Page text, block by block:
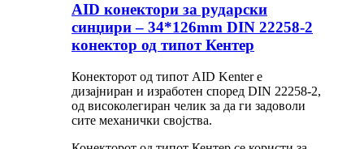
AID конектори за рударски
синџири – 34*126mm DIN 22258-2
конектор од типот Кентер
Конекторот од типот AID Kenter е
дизајниран и изработен според DIN 22258-2,
од високолегиран челик за да ги задоволи
сите механички својства.